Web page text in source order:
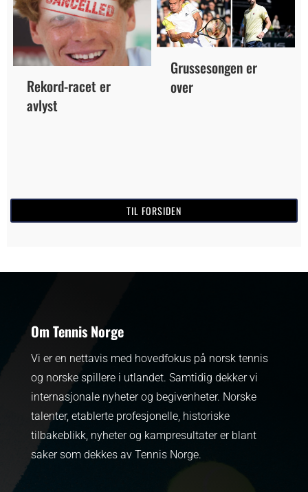
Rekord-racet er
avlyst
Grussesongen er
over
TIL FORSIDEN
Om Tennis Norge
Vi er en nettavis med hovedfokus på norsk tennis
og norske spillere i utlandet. Samtidig dekker vi
internasjonale nyheter og begivenheter. Norske
talenter, etablerte profesjonelle, historiske
tilbakeblikk, nyheter og kampresultater er blant
saker som dekkes av Tennis Norge.